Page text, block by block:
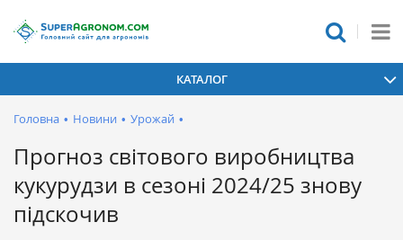
КАТАЛОГ
Головна • Новини • Урожай •
Прогноз світового виробництва
кукурудзи в сезоні 2024/25 знову
підскочив